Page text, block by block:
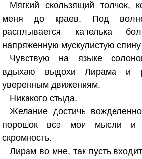
Мягкий скользящий толчок,
меня до краев. Под
расплывается капелька
напряженную мускулистую
Чувствую на языке
вдыхаю выдохи Лирама и
уверенным движениям.
Никакого стыда.
Желание достичь
порошок все мои мысли и
скромность.
Лирам во мне, так пусть